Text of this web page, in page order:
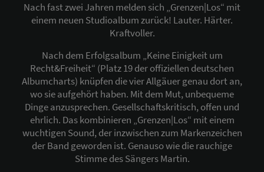
Nach fast zwei Jahren melden sich „Grenzen|Los“ mit
einem neuen Studioalbum zurück! Lauter. Härter.
Kraftvoller.
Nach dem Erfolgsalbum „Keine Einigkeit um
Recht&Freiheit“ (Platz 19 der offiziellen deutschen
Albumcharts) knüpfen die vier Allgäuer genau dort an,
wo sie aufgehört haben. Mit dem Mut, unbequeme
Dinge anzusprechen. Gesellschaftskritisch, offen und
ehrlich. Das kombinieren „Grenzen|Los“ mit einem
wuchtigen Sound, der inzwischen zum Markenzeichen
der Band geworden ist. Genauso wie die rauchige
Stimme des Sängers Martin.